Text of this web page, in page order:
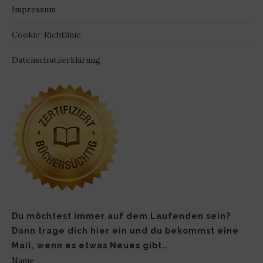
Impressum
Cookie-Richtlinie
Datenschutzerklärung
Du möchtest immer auf dem Laufenden sein?
Dann trage dich hier ein und du bekommst eine
Mail, wenn es etwas Neues gibt..
Name